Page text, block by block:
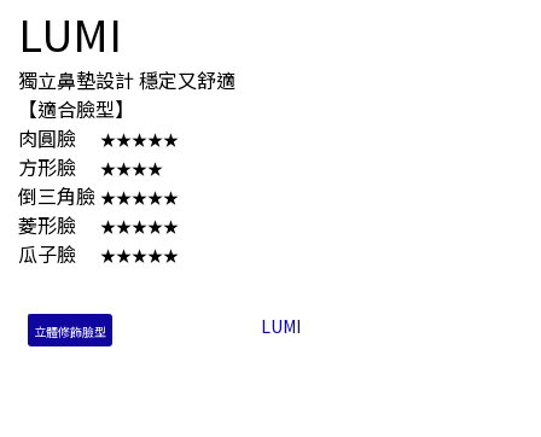
LUMI
獨立鼻墊設計 穩定又舒適
【適合臉型】
肉圓臉
★★★★★
方形臉 ★★★★
倒三角臉 ★★★★★
菱形臉 ★★★★★
瓜子臉 ★★★★★
立體修飾臉型